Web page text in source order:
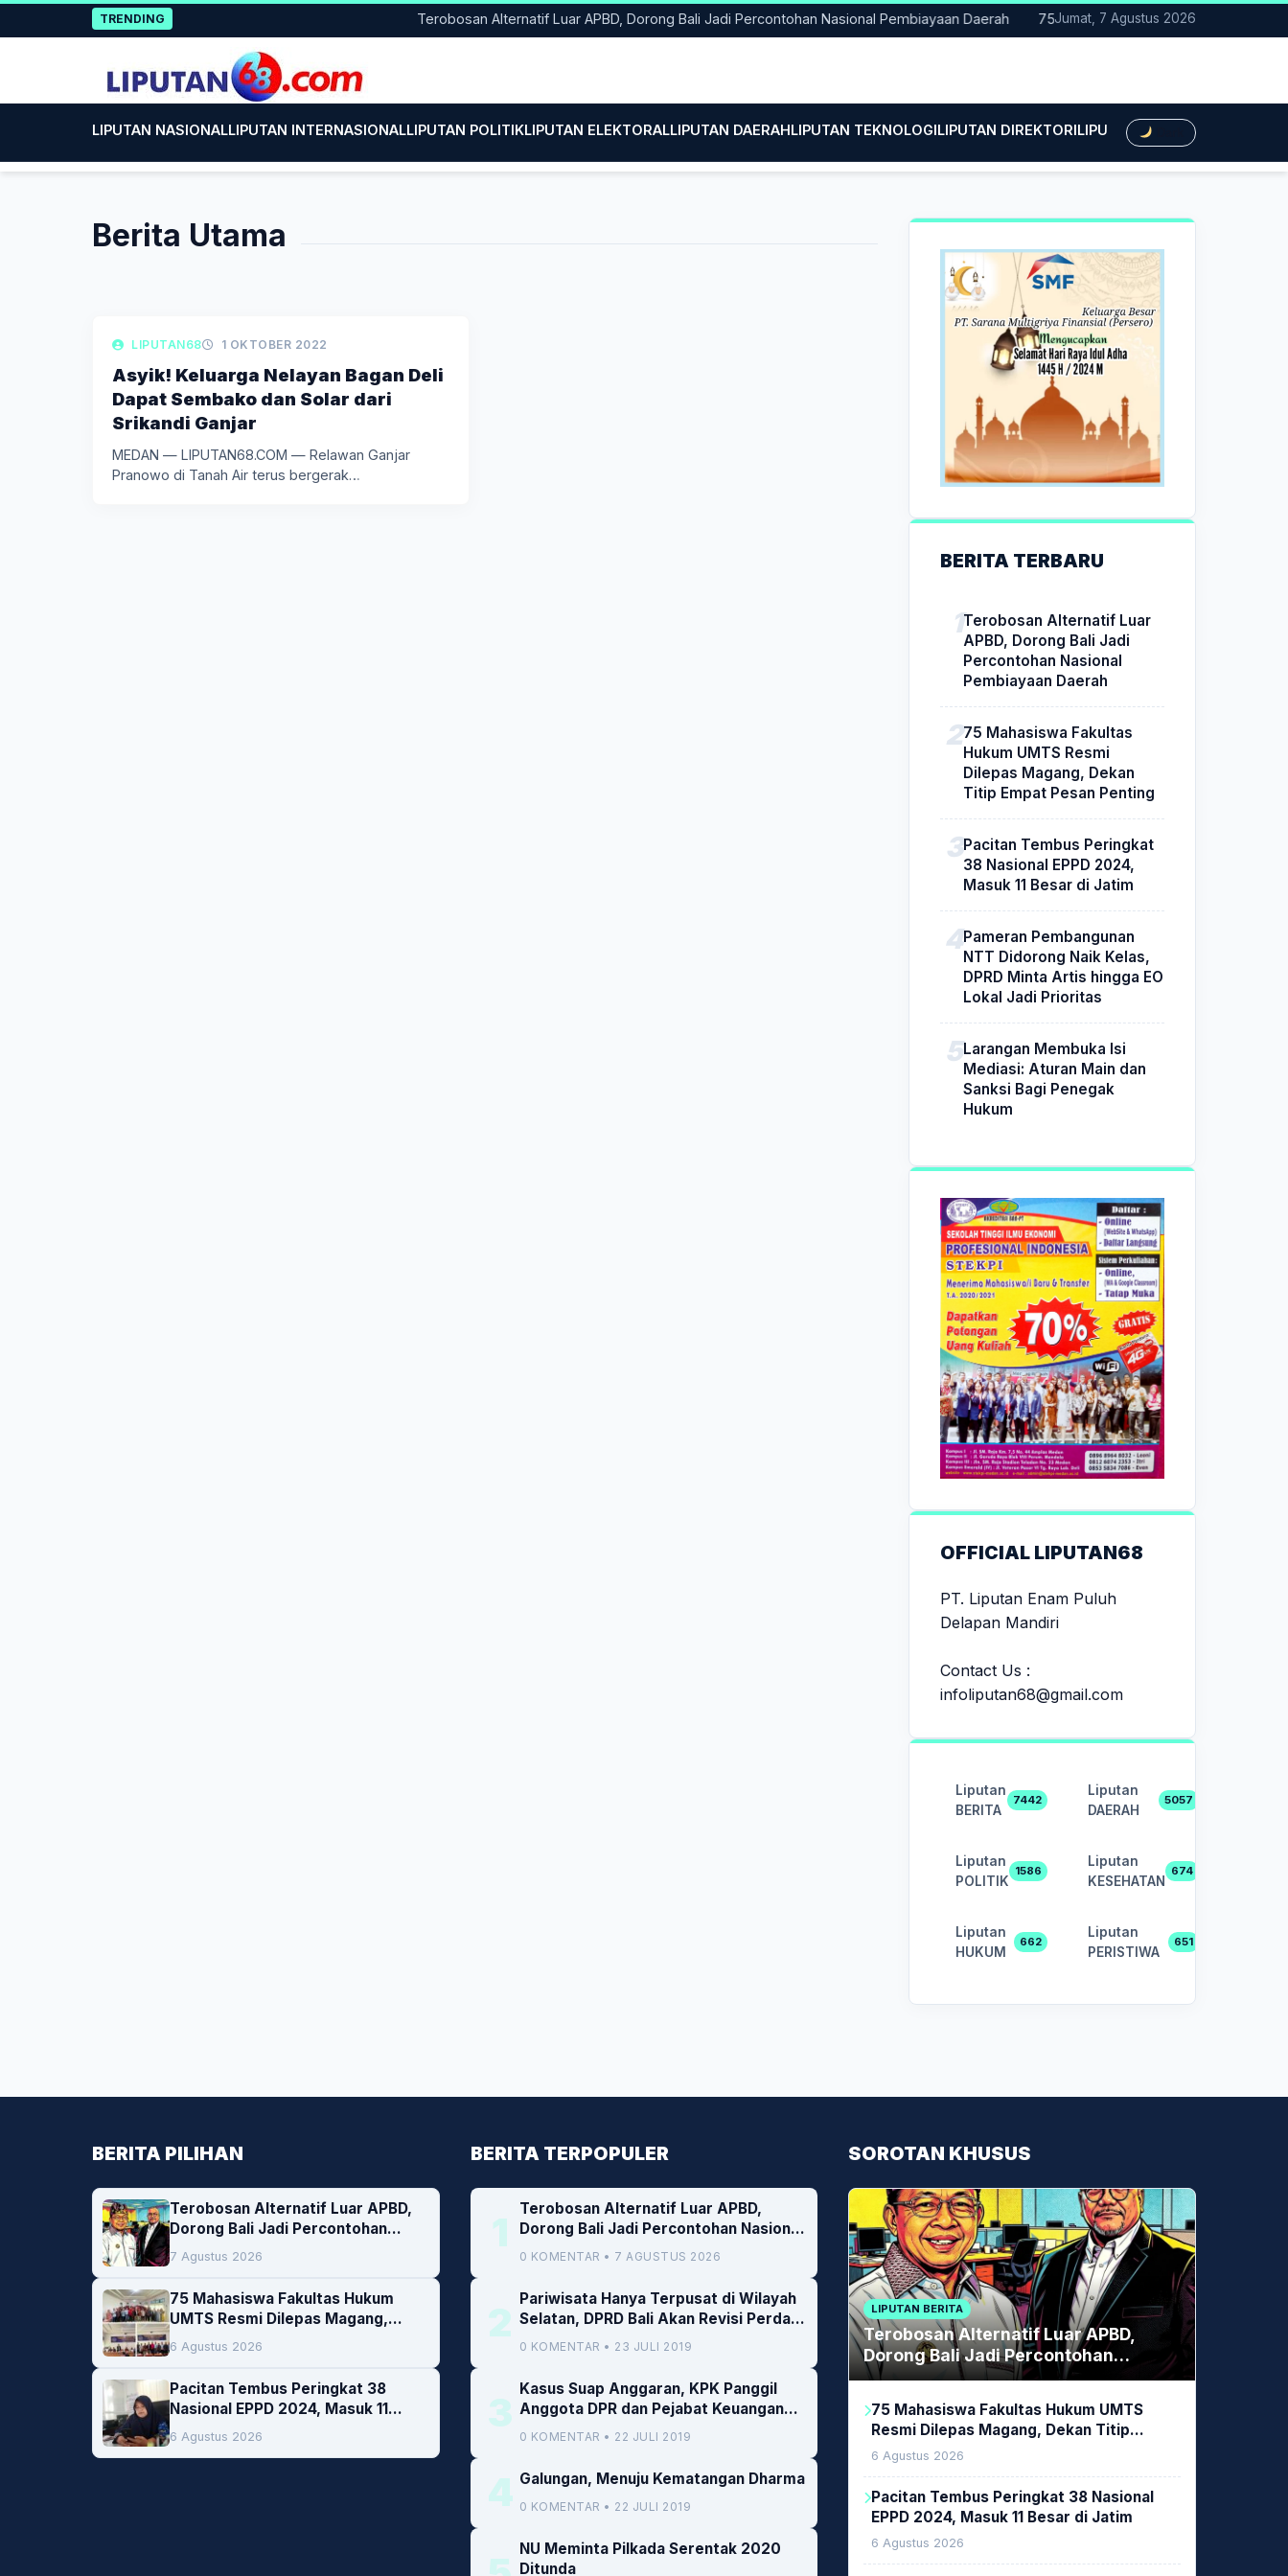
to
TRENDING Terobosan Alternatif Luar APBD, Dorong Bali Jadi Percontohan Nasional Pembiayaan Daerah 75 Mahasiswa Fakultas Hukum UMTS
Jumat, 7 Agustus 2026
LIPUTAN NASIONALLIPUTAN INTERNASIONALLIPUTAN POLITIKLIPUTAN ELEKTORALLIPUTAN DAERAHLIPUTAN TEKNOLOGILIPUTAN DIREKTORILIPUTAN HUKUMLIPUTAN
Berita Utama
LIPUTAN DAERAH
LIPUTAN68 1 OKTOBER 2022
Asyik! Keluarga Nelayan Bagan Deli
Dapat Sembako dan Solar dari
Srikandi Ganjar
MEDAN — LIPUTAN68.COM — Relawan Ganjar
Pranowo di Tanah Air terus bergerak…
BERITA TERBARU
Terobosan Alternatif Luar
APBD, Dorong Bali Jadi
Percontohan Nasional
Pembiayaan Daerah
75 Mahasiswa Fakultas
Hukum UMTS Resmi
Dilepas Magang, Dekan
Titip Empat Pesan Penting
Pacitan Tembus Peringkat
38 Nasional EPPD 2024,
Masuk 11 Besar di Jatim
Pameran Pembangunan
NTT Didorong Naik Kelas,
DPRD Minta Artis hingga EO
Lokal Jadi Prioritas
Larangan Membuka Isi
Mediasi: Aturan Main dan
Sanksi Bagi Penegak
Hukum
OFFICIAL LIPUTAN68
PT. Liputan Enam Puluh
Delapan Mandiri
Contact Us :
infoliputan68@gmail.com
Liputan
BERITA
7442
Liputan
DAERAH
5057
Liputan
POLITIK
1586
Liputan
KESEHATAN
674
Liputan
HUKUM
662
Liputan
PERISTIWA
651
BERITA PILIHAN
Terobosan Alternatif Luar APBD,
Dorong Bali Jadi Percontohan
Nasional Pembiayaan Daerah
7 Agustus 2026
75 Mahasiswa Fakultas Hukum
UMTS Resmi Dilepas Magang,
Dekan Titip Empat Pesan Penting
6 Agustus 2026
Pacitan Tembus Peringkat 38
Nasional EPPD 2024, Masuk 11
Besar di Jatim
6 Agustus 2026
BERITA TERPOPULER
1
Terobosan Alternatif Luar APBD,
Dorong Bali Jadi Percontohan Nasional
Pembiayaan Daerah
0 KOMENTAR • 7 AGUSTUS 2026
2
Pariwisata Hanya Terpusat di Wilayah
Selatan, DPRD Bali Akan Revisi Perda
RTRW
0 KOMENTAR • 23 JULI 2019
3
Kasus Suap Anggaran, KPK Panggil
Anggota DPR dan Pejabat Keuangan
Kemenkeu
0 KOMENTAR • 22 JULI 2019
4 Galungan, Menuju Kematangan Dharma
0 KOMENTAR • 22 JULI 2019
NU Meminta Pilkada Serentak 2020
Ditunda
SOROTAN KHUSUS
LIPUTAN BERITA
Terobosan Alternatif Luar APBD,
Dorong Bali Jadi Percontohan
Nasional Pembiayaan Daerah
75 Mahasiswa Fakultas Hukum UMTS
Resmi Dilepas Magang, Dekan Titip
Empat Pesan Penting
6 Agustus 2026
Pacitan Tembus Peringkat 38 Nasional
EPPD 2024, Masuk 11 Besar di Jatim
6 Agustus 2026